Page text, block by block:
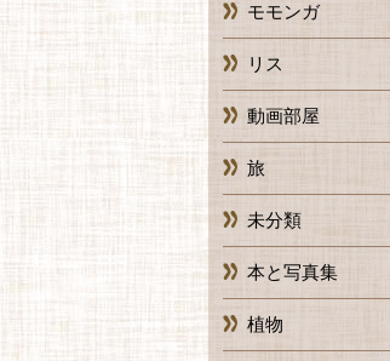
モモンガ
リス
動画部屋
旅
未分類
本と写真集
植物